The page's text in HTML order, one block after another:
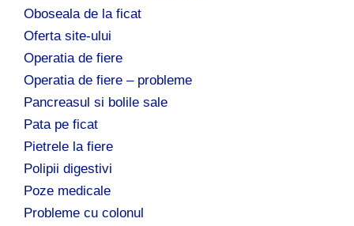
Oboseala de la ficat
Oferta site-ului
Operatia de fiere
Operatia de fiere – probleme
Pancreasul si bolile sale
Pata pe ficat
Pietrele la fiere
Polipii digestivi
Poze medicale
Probleme cu colonul